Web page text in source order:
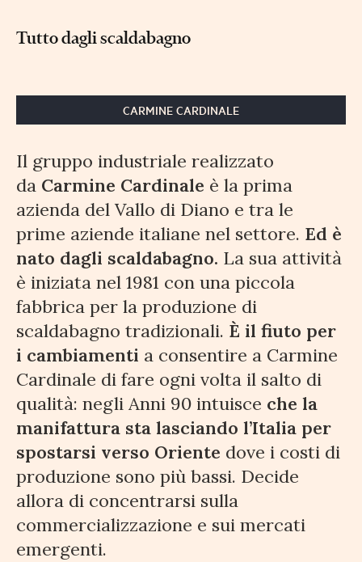
Tutto dagli scaldabagno
CARMINE CARDINALE
Il gruppo industriale realizzato
da Carmine Cardinale è la prima
azienda del Vallo di Diano e tra le
prime aziende italiane nel settore. Ed è
nato dagli scaldabagno. La sua attività
è iniziata nel 1981 con una piccola
fabbrica per la produzione di
scaldabagno tradizionali. È il fiuto per
i cambiamenti a consentire a Carmine
Cardinale di fare ogni volta il salto di
qualità: negli Anni 90 intuisce che la
manifattura sta lasciando l’Italia per
spostarsi verso Oriente dove i costi di
produzione sono più bassi. Decide
allora di concentrarsi sulla
commercializzazione e sui mercati
emergenti.